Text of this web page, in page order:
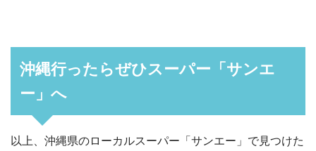
沖縄行ったらぜひスーパー「サンエ
ー」へ
以上、沖縄県のローカルスーパー「サンエー」で見つけた